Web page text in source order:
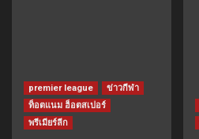
premier league
ข่าวกีฬา
ท็อตแนม ฮ็อตสเปอร์
พรีเมียร์ลีก